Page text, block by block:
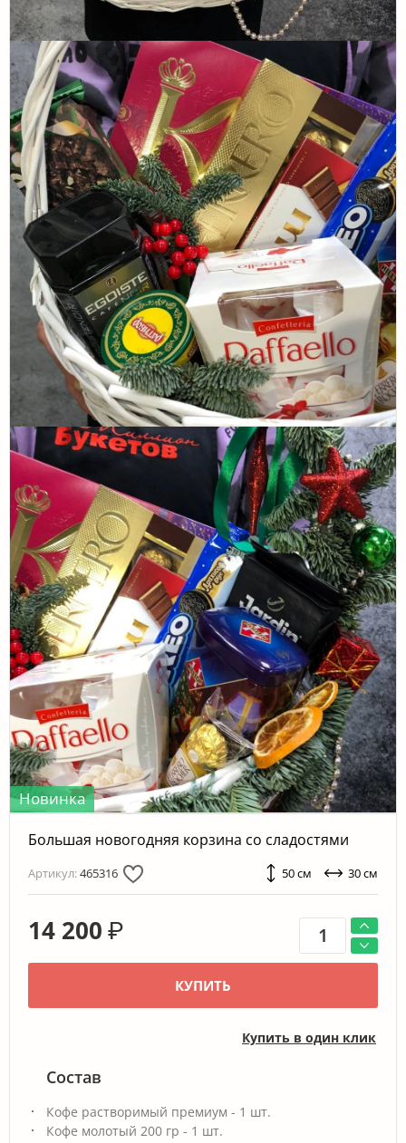
Новинка
Большая новогодняя корзина со сладостями
Артикул:465316 50 см 30 см
14 200 ₽
КУПИТЬ
Купить в один клик
Состав
Кофе растворимый премиум - 1 шт.
Кофе молотый 200 гр - 1 шт.